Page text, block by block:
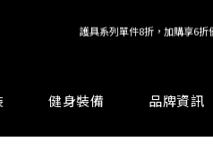
護具系列單件8折，加購享6折
健身裝備 品牌資訊